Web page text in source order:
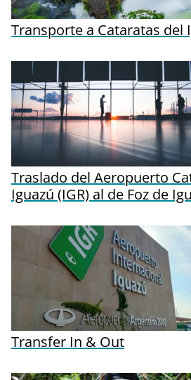
Transporte a Cataratas del
Traslado del Aeropuerto
Iguazú (IGR) al de Foz de
Transfer In & Out